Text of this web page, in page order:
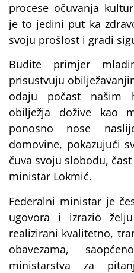
procese očuvanja
je to jedini put ka
svoju prošlost i gradi
Budite primjer
prisustvuju
odaju počast našim
obilježja dožive kao
ponosno nose
domovine, pokazujući
čuva svoju slobodu,
ministar Lokmić.
Federalni ministar je
ugovora i izrazio
realizirani kvalitetno,
obavezama,
ministarstva za